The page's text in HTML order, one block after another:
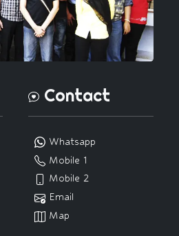
Contact
Whatsapp
Mobile 1
Mobile 2
Email
Map